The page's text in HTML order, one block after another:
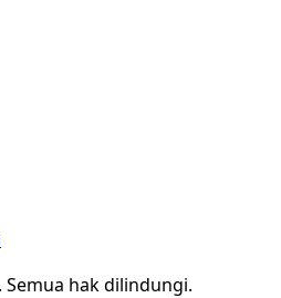
hak dilindungi.